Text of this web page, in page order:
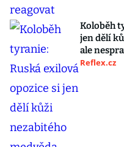
Koloběh
jen dělí
ale
Reflex.cz